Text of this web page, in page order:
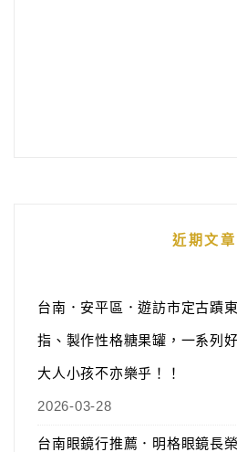
近期文章
台南．安平區．遊訪市定古蹟
指、製作性格糖果罐，一系列
大人小孩不亦樂乎！！
2026-03-28
台南眼鏡行推薦．明格眼鏡長